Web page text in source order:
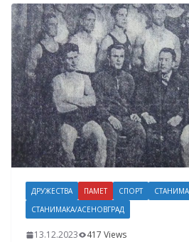
ДРУЖЕСТВА ПАМЕТ СПОРТ
СТАНИМАКА/АСЕНОВГРАД
13.12.2023 417 Views